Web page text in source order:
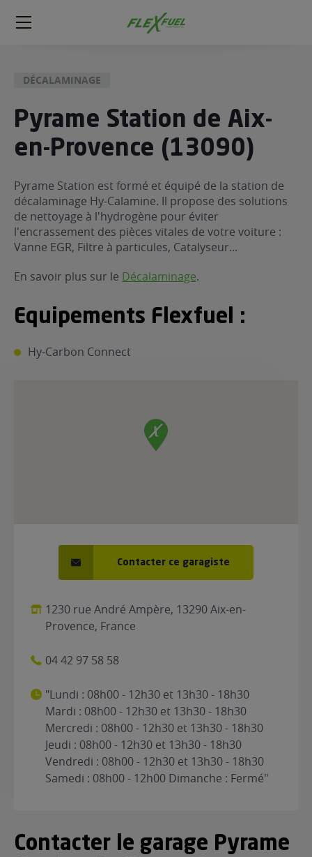
FlexFuel
Méga
?
du carburant avec
le Superéthanol
garagiste
DÉCALAMINAGE
Pyrame Station de Aix-
en-Provence (13090)
Pyrame Station est formé et équipé de la station de
décalaminage Hy-Calamine. Il propose des solutions
de nettoyage à l'hydrogène pour éviter
l'encrassement des pièces vitales de votre voiture :
Vanne EGR, Filtre à particules, Catalyseur...
En savoir plus sur le Décalaminage.
Equipements Flexfuel :
Hy-Carbon Connect
Contacter ce garagiste
1230 rue André Ampère, 13290 Aix-en-
Provence, France
04 42 97 58 58
"Lundi : 08h00 - 12h30 et 13h30 - 18h30
Mardi : 08h00 - 12h30 et 13h30 - 18h30
Mercredi : 08h00 - 12h30 et 13h30 - 18h30
Jeudi : 08h00 - 12h30 et 13h30 - 18h30
Vendredi : 08h00 - 12h30 et 13h30 - 18h30
Samedi : 08h00 - 12h00 Dimanche : Fermé"
Contacter le garage Pyrame